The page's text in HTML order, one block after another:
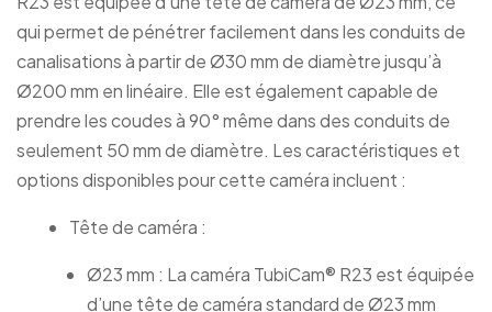
qui permet de pénétrer facilement dans les conduits de
canalisations à partir de Ø30 mm de diamètre jusqu’à
Ø200 mm en linéaire. Elle est également capable de
prendre les coudes à 90° même dans des conduits de
seulement 50 mm de diamètre. Les caractéristiques et
options disponibles pour cette caméra incluent :
Tête de caméra :
Ø23 mm : La caméra TubiCam® R23 est équipée
d’une tête de caméra standard de Ø23 mm